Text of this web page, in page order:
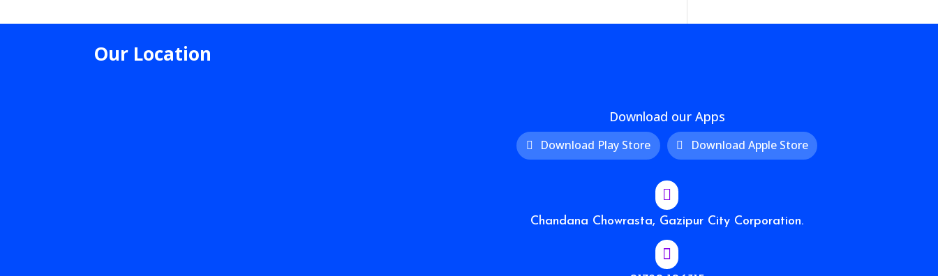
Our Location
Download our Apps
Download Play Store Download Apple Store

Chandana Chowrasta, Gazipur City Corporation.
